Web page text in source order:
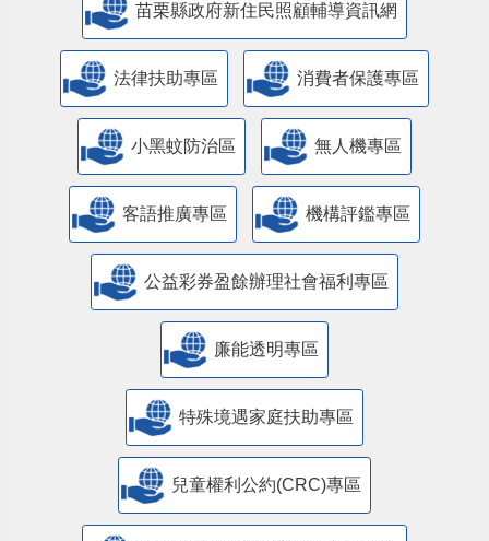
苗栗縣政府新住民照顧輔導資訊網
法律扶助專區 消費者保護專區
小黑蚊防治區 無人機專區
客語推廣專區 機構評鑑專區
公益彩券盈餘辦理社會福利專區
廉能透明專區
特殊境遇家庭扶助專區
兒童權利公約(CRC)專區